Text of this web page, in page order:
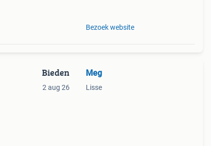
Bezoek website
Bieden
2 aug 26
Meg
Lisse